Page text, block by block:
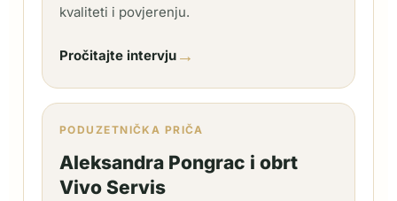
kvaliteti i povjerenju.
Pročitajte intervju →
PODUZETNIČKA PRIČA
Aleksandra Pongrac i obrt
Vivo Servis